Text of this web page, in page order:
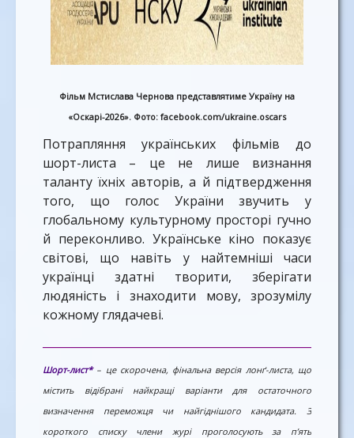
Фільм Мстислава Чернова представлятиме Україну на
«Оскарі-2026». Фото: facebook.com/ukraine.oscars
Потрапляння українських фільмів до
шорт-листа – це не лише визнання
таланту їхніх авторів, а й підтвердження
того, що голос України звучить у
глобальному культурному просторі гучно
й переконливо. Українське кіно показує
світові, що навіть у найтемніші часи
українці здатні творити, зберігати
людяність і знаходити мову, зрозумілу
кожному глядачеві.
Шорт-лист*– це скорочена, фінальна версія лонґ-листа, що
містить відібрані найкращі варіанти для остаточного
визначення переможця чи найгіднішого кандидата. З
короткого списку члени журі проголосують за п’ять